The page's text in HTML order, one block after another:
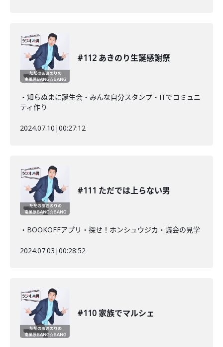
#112 あきのり生誕感謝祭
・知らぬまに誕生会・みんな自分スタンプ・ITでコミュニ
ティ作り
2024.07.10 |00:27:12
#111 ただでは上らない男
・BOOKOFFアプリ・探せ！ホンシュウジカ・議会の見学
2024.07.03 |00:28:52
#110 家族でマルシェ